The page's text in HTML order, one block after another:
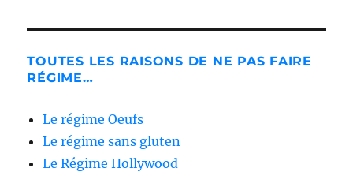
TOUTES LES RAISONS DE NE PAS FAIRE
RÉGIME…
Le régime Oeufs
Le régime sans gluten
Le Régime Hollywood